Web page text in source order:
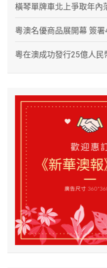
橫琴單牌車北上爭取年內
粵澳名優商品展開幕 簽署
粵在澳成功發行25億人民